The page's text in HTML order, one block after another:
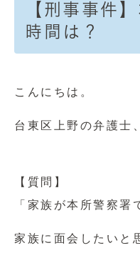
【刑事事件
時間は？
こんにちは。
台東区上野の弁護士
【質問】
「家族が本所警察署
家族に面会したいと